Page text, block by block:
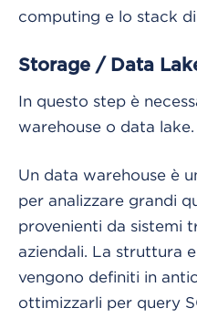
computing e lo stack
Storage / Data
In questo step è
warehouse o data lake.
Un data warehouse è
per analizzare grandi
provenienti da sistemi
aziendali. La struttura
vengono definiti in
ottimizzarli per query